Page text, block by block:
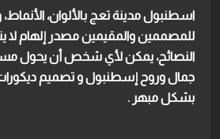
اسطنبول مدينة تعج بالألوان، الأنماط،
للمصممين والمقيمين مصدر إلهام لا
النصائح، يمكن لأي شخص أن يحول
جمال وروح إسطنبول و تصميم
بشكل مبهر .